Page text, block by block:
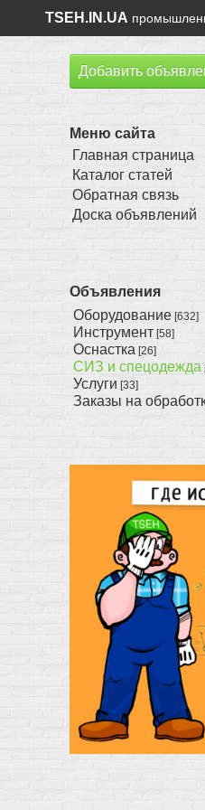
TSEH.IN.UA
Добавить
Меню сайта
Главная страница
Каталог статей
Обратная связь
Доска объявлений
Объявления
Оборудование [632]
Инструмент [58]
Оснастка [26]
СИЗ и спецодежда
Услуги [33]
Заказы на